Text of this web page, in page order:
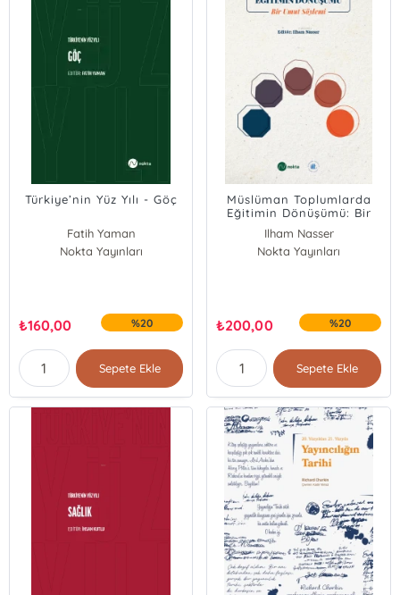
Türkiye’nin Yüz Yılı - Göç
Fatih Yaman
Nokta Yayınları
₺160,00 %20
Sepete Ekle
Müslüman Toplumlarda
Eğitimin Dönüşümü: Bir
Umut Söylemi
Ilham Nasser
Nokta Yayınları
₺200,00 %20
Sepete Ekle